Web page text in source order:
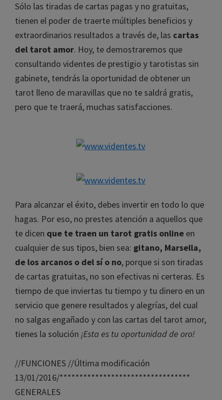
Sólo las tiradas de cartas pagas y no gratuitas,
tienen el poder de traerte múltiples beneficios y
extraordinarios resultados a través de, las cartas
del tarot amor. Hoy, te demostraremos que
consultando videntes de prestigio y tarotistas sin
gabinete, tendrás la oportunidad de obtener un
tarot lleno de maravillas que no te saldrá gratis,
pero que te traerá, muchas satisfacciones.
Para alcanzar el éxito, debes invertir en todo lo que
hagas. Por eso, no prestes atención a aquellos que
te dicen que te traen un tarot gratis online en
cualquier de sus tipos, bien sea: gitano, Marsella,
de los arcanos o del sí o no, porque si son tiradas
de cartas gratuitas, no son efectivas ni certeras. Es
tiempo de que inviertas tu tiempo y tu dinero en un
servicio que genere resultados y alegrías, del cual
no salgas engañado y con las cartas del tarot amor,
tienes la solución ¡Esta es tu oportunidad de oro!
//FUNCIONES //Última modificación
13/01/2016/*********************************
GENERALES